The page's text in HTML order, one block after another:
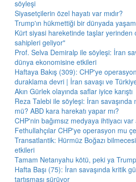
söyleşi
Siyasetçilerin özel hayatı var mıdır?
Trump'ın hükmettiği bir dünyada
Kürt siyasi hareketinde taşlar yerinden
sahipleri geliyor"
Prof. Selva Demiralp ile söyleşi: İran
dünya ekonomisine etkileri
Haftaya Bakış (309): CHP'ye
duraklama devri | İran savaşı ve
Akın Gürlek olayında saflar iyice karıştı
Reza Talebi ile söyleşi: İran
mü? ABD kara harekatı yapar mı?
CHP'nin bağımsız medyaya ihtiyacı
Fethullahçılar CHP'ye operasyon mu
Transatlantik: Hürmüz Boğazı
etkileri
Tamam Netanyahu kötü, peki ya
Hafta Başı (75): İran savaşında kritik
tartışması sürüyor